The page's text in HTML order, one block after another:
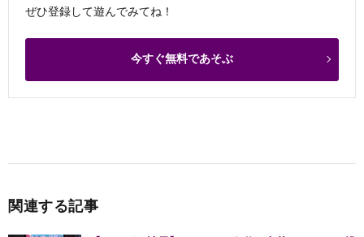
ぜひ登録して遊んでみてね！
今すぐ無料であそぶ
関連する記事